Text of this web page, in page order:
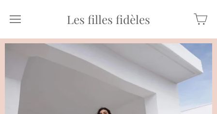
Les filles fidèles